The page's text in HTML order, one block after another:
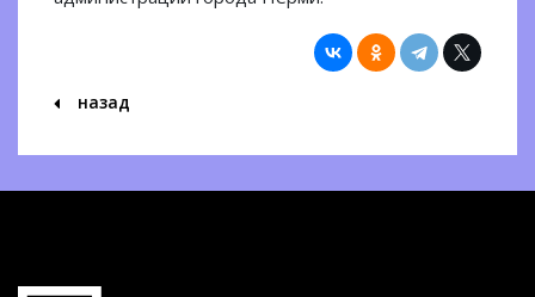
назад